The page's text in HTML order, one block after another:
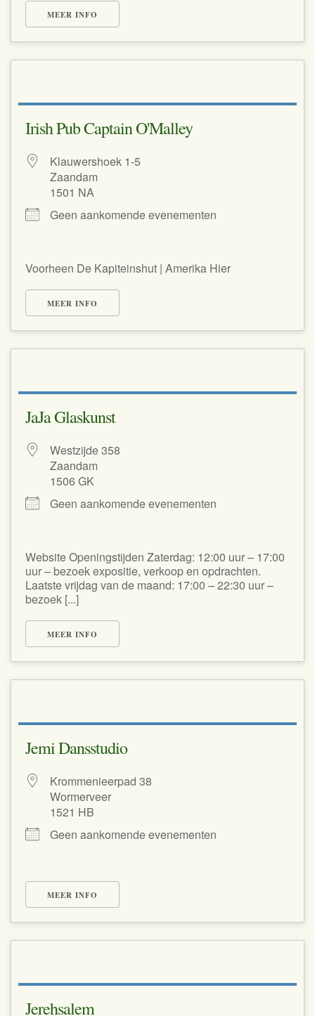
MEER INFO
Irish Pub Captain O'Malley
Klauwershoek 1-5
Zaandam
1501 NA
Geen aankomende evenementen
Voorheen De Kapiteinshut | Amerika Hier
MEER INFO
JaJa Glaskunst
Westzijde 358
Zaandam
1506 GK
Geen aankomende evenementen
Website Openingstijden Zaterdag: 12:00 uur – 17:00
uur – bezoek expositie, verkoop en opdrachten.
Laatste vrijdag van de maand: 17:00 – 22:30 uur –
bezoek [...]
MEER INFO
Jemi Dansstudio
Krommenieerpad 38
Wormerveer
1521 HB
Geen aankomende evenementen
MEER INFO
Jerehsalem